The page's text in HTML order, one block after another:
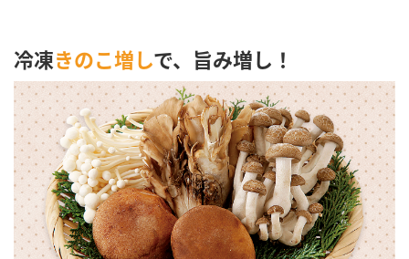
冷凍きのこ増しで、旨み増し！